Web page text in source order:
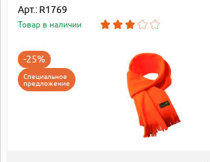
Арт.: R1769
Товар в наличии
-25%
Специальное
предложение